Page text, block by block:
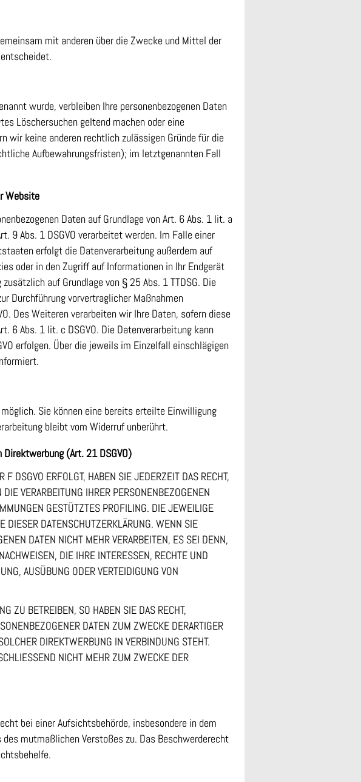
mit anderen über die Zwecke und Mittel der
wurde, verbleiben Ihre personenbezogenen Daten
Löschersuchen geltend machen oder eine
wir keine anderen rechtlich zulässigen Gründe für die
Aufbewahrungsfristen); im letztgenannten Fall
Website
Daten auf Grundlage von Art. 6 Abs. 1 lit. a
9 Abs. 1 DSGVO verarbeitet werden. Im Falle einer
erfolgt die Datenverarbeitung außerdem auf
oder in den Zugriff auf Informationen in Ihr Endgerät
auf Grundlage von § 25 Abs. 1 TTDSG. Die
Durchführung vorvertraglicher Maßnahmen
Des Weiteren verarbeiten wir Ihre Daten, sofern diese
6 Abs. 1 lit. c DSGVO. Die Datenverarbeitung kann
erfolgen. Über die jeweils im Einzelfall einschlägigen
Sie können eine bereits erteilte Einwilligung
bleibt vom Widerruf unberührt.
(Art. 21 DSGVO)
DSGVO ERFOLGT, HABEN SIE JEDERZEIT DAS RECHT,
VERARBEITUNG IHRER PERSONENBEZOGENEN
GESTÜTZTES PROFILING. DIE JEWEILIGE
DIESER DATENSCHUTZERKLÄRUNG. WENN SIE
DATEN NICHT MEHR VERARBEITEN, ES SEI DENN,
DIE IHRE INTERESSEN, RECHTE UND
AUSÜBUNG ODER VERTEIDIGUNG VON
ZU BETREIBEN, SO HABEN SIE DAS RECHT,
DATEN ZUM ZWECKE DERARTIGER
DIREKTWERBUNG IN VERBINDUNG STEHT.
NICHT MEHR ZUM ZWECKE DER
bei einer Aufsichtsbehörde, insbesondere in dem
mutmaßlichen Verstoßes zu. Das Beschwerderecht